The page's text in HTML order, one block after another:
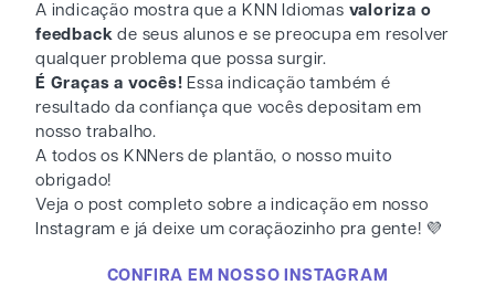
A indicação mostra que a KNN Idiomas valoriza o
feedback de seus alunos e se preocupa em resolver
qualquer problema que possa surgir.
É Graças a vocês! Essa indicação também é
resultado da confiança que vocês depositam em
nosso trabalho.
A todos os KNNers de plantão, o nosso muito
obrigado!
Veja o post completo sobre a indicação em nosso
Instagram e já deixe um coraçãozinho pra gente! 💜
CONFIRA EM NOSSO INSTAGRAM